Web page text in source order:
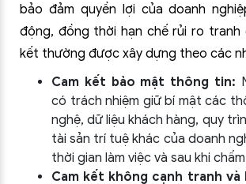
bảo đảm quyền lợi của doanh
động, đồng thời hạn chế rủi ro tranh
kết thường được xây dựng theo các
Cam kết bảo mật thông tin:
có trách nhiệm giữ bí mật các
nghệ, dữ liệu khách hàng, quy
tài sản trí tuệ khác của doanh
thời gian làm việc và sau khi
Cam kết không cạnh tranh và